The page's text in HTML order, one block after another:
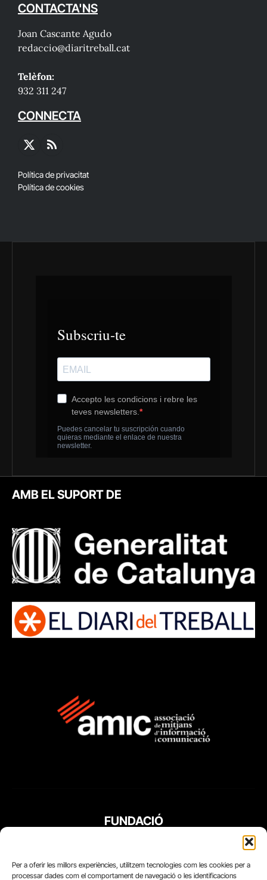
Per a oferir les millors experiències, utilitzem tecnologies com les cookies per a
processar dades com el comportament de navegació o les identificacions
CONTACTA'NS
Joan Cascante Agudo
redaccio@diaritreball.cat
Telèfon:
932 311 247
CONNECTA
X
RSS
Política de privacitat
Política de cookies
AMB EL SUPORT DE
FUNDACIÓ